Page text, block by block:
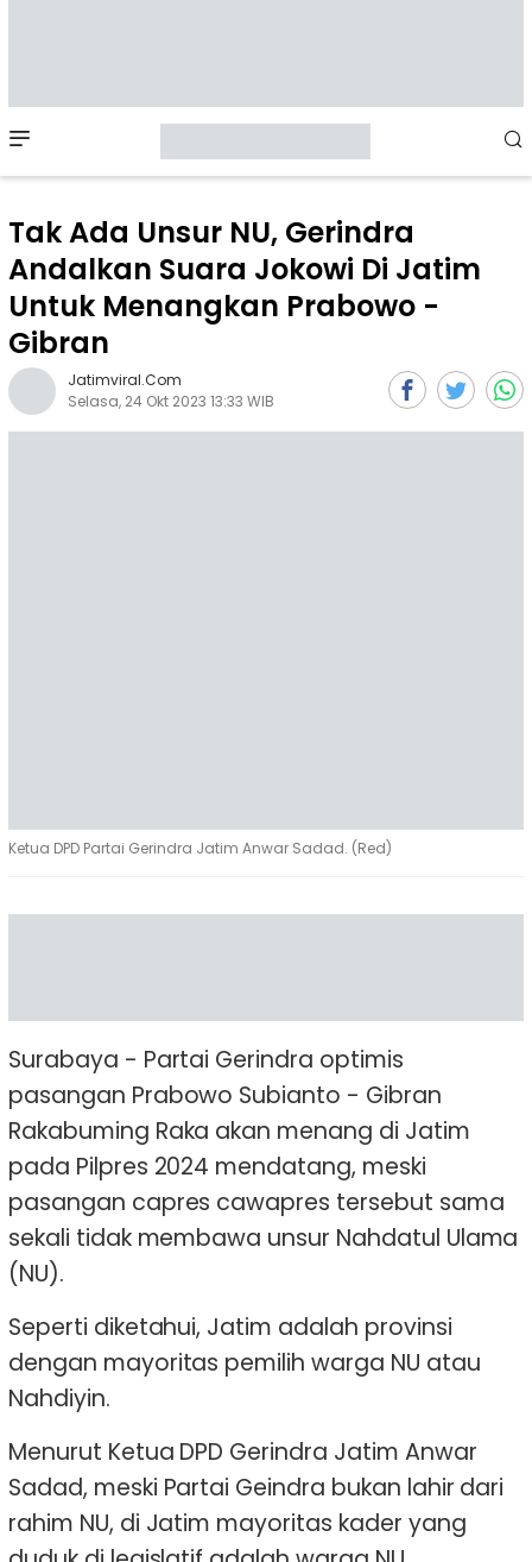
Menu
Tak Ada Unsur NU, Gerindra
Andalkan Suara Jokowi Di Jatim
Untuk Menangkan Prabowo -
Gibran
Jatimviral.com
Selasa, 24 Okt 2023 13:33 WIB
Ketua DPD Partai Gerindra Jatim Anwar Sadad. (Red)
Surabaya - Partai Gerindra optimis
pasangan Prabowo Subianto - Gibran
Rakabuming Raka akan menang di Jatim
pada Pilpres 2024 mendatang, meski
pasangan capres cawapres tersebut sama
sekali tidak membawa unsur Nahdatul Ulama
(NU).
Seperti diketahui, Jatim adalah provinsi
dengan mayoritas pemilih warga NU atau
Nahdiyin.
Menurut Ketua DPD Gerindra Jatim Anwar
Sadad, meski Partai Geindra bukan lahir dari
rahim NU, di Jatim mayoritas kader yang